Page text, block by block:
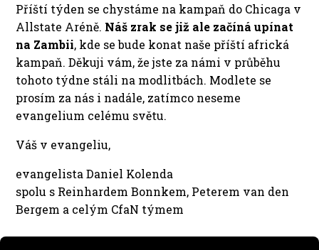
Příští týden se chystáme na kampaň do Chicaga v
Allstate Aréně. Náš zrak se již ale začíná upínat
na Zambii, kde se bude konat naše příští africká
kampaň. Děkuji vám, že jste za námi v průběhu
tohoto týdne stáli na modlitbách. Modlete se
prosím za nás i nadále, zatímco neseme
evangelium celému světu.
Váš v evangeliu,
evangelista Daniel Kolenda
spolu s Reinhardem Bonnkem, Peterem van den
Bergem a celým CfaN týmem